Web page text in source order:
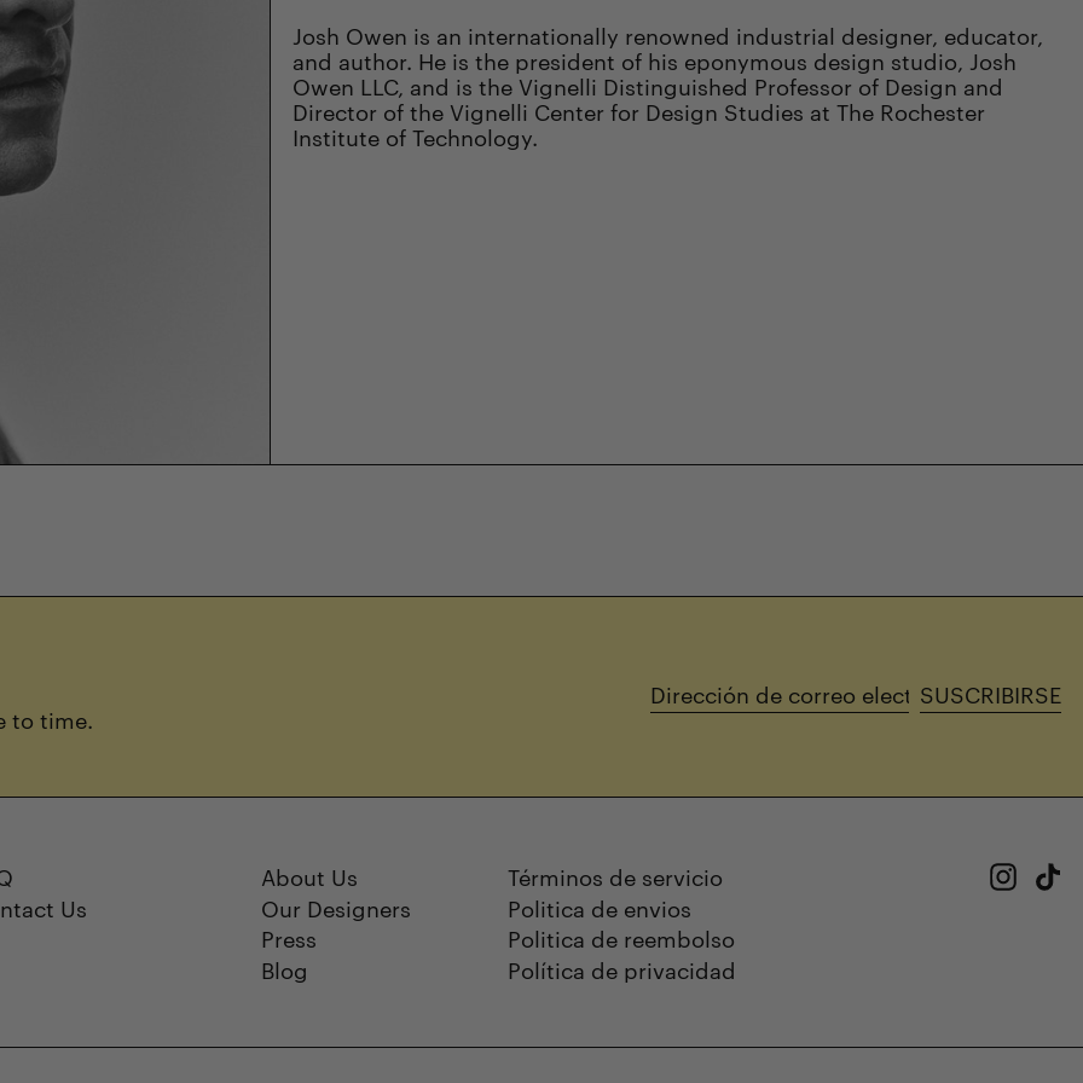
Josh Owen is an internationally renowned industrial designer, educator,
and author. He is the president of his eponymous design studio, Josh
Owen LLC, and is the Vignelli Distinguished Professor of Design and
Director of the Vignelli Center for Design Studies at The Rochester
Institute of Technology.
to time.
Dirección
electrónico
SUSCRIBIRSE
Us
About Us
Our Designers
Press
Blog
Términos de servicio
Politica de envios
Politica de reembolso
Política de privacidad